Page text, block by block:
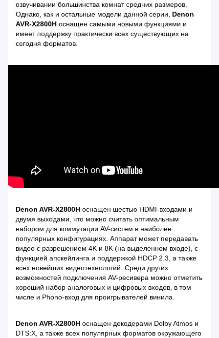
озвучивании большинства комнат средних размеров.
Однако, как и остальные модели данной серии, Denon
AVR-X2800H оснащен самыми новыми функциями и
имеет поддержку практически всех существующих на
сегодня форматов.
Denon AVR-X2800H оснащен шестью HDMI-входами и
двумя выходами, что можно считать оптимальным
набором для коммутации AV-систем в наиболее
популярных конфигурациях. Аппарат может передавать
видео с разрешением 4K и 8K (на выделенном входе), с
функцией апскейлинга и поддержкой HDCP 2.3, а также
всех новейших видеотехнологий. Среди других
возможностей подключения AV-ресивера можно отметить
хороший набор аналоговых и цифровых входов, в том
числе и Phono-вход для проигрывателей винила.
Denon AVR-X2800H оснащен декодерами Dolby Atmos и
DTS:X, а также всех популярных форматов окружающего